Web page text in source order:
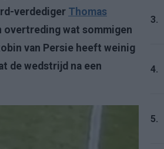
verdediger Thomas
overtreding wat sommigen
van Persie heeft weinig
de wedstrijd na een
3.
4.
5.